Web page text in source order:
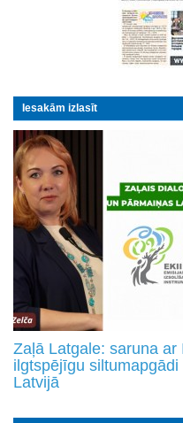
Iesakām izlasīt
Zaļā Latgale: saruna ar
ilgtspējīgu
Latvijā